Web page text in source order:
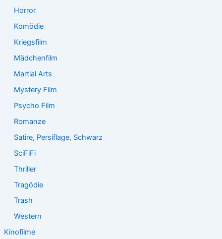
Horror
Komödie
Kriegsfilm
Mädchenfilm
Martial Arts
Mystery Film
Psycho Film
Romanze
Satire, Persiflage, Schwarz
SciFiFi
Thriller
Tragödie
Trash
Western
Kinofilme